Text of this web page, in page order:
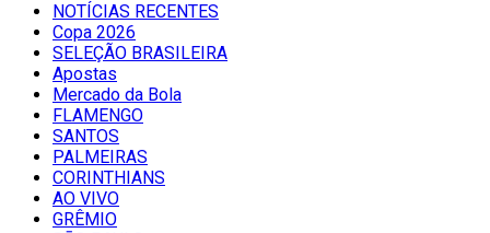
NOTÍCIAS RECENTES
Copa 2026
SELEÇÃO BRASILEIRA
Apostas
Mercado da Bola
FLAMENGO
SANTOS
PALMEIRAS
CORINTHIANS
AO VIVO
GRÊMIO